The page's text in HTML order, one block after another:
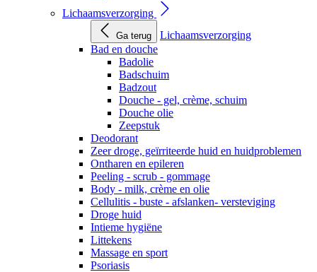
Lichaamsverzorging
Ga terug
Lichaamsverzorging
Bad en douche
Badolie
Badschuim
Badzout
Douche - gel, crème, schuim
Douche olie
Zeepstuk
Deodorant
Zeer droge, geïrriteerde huid en huidproblemen
Ontharen en epileren
Peeling - scrub - gommage
Body - milk, crème en olie
Cellulitis - buste - afslanken- versteviging
Droge huid
Intieme hygiëne
Littekens
Massage en sport
Psoriasis